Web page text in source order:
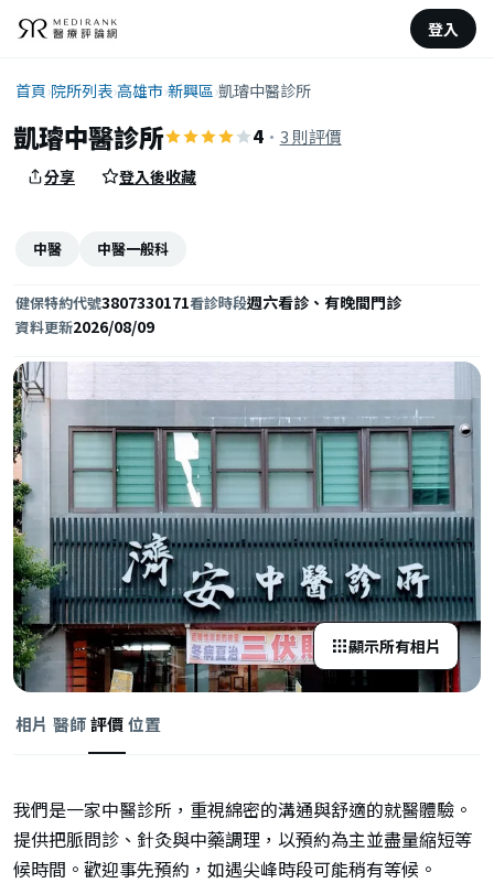
登入
首頁›院所列表›高雄市›新興區›凱璿中醫診所
凱璿中醫診所 4· 3 則評價
分享 登入後收藏
中醫 中醫一般科
健保特約代號3807330171看診時段週六看診、有晚間門診
資料更新2026/08/09
顯示所有相片
相片 醫師評價位置
我們是一家中醫診所，重視綿密的溝通與舒適的就醫體驗。
提供把脈問診、針灸與中藥調理，以預約為主並盡量縮短等
候時間。歡迎事先預約，如遇尖峰時段可能稍有等候。